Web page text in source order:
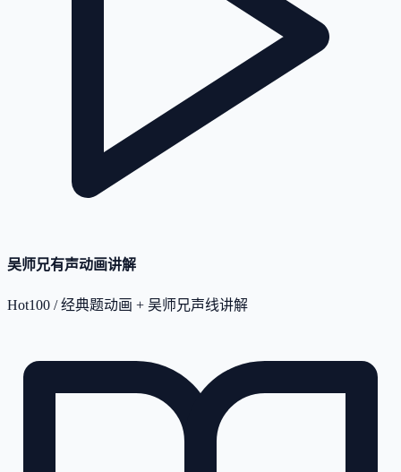
吴师兄有声动画讲解
Hot100 / 经典题动画 + 吴师兄声线讲解